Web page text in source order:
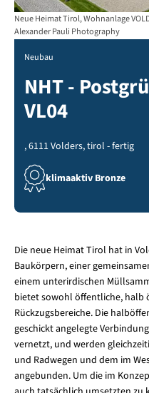
Neue Heimat Tirol, Wohnanlage
Alexander Pauli Photography
Neubau
NHT -
VL04
, 6111 Volders, tirol - fertig
klimaaktiv Bronze
Die neue Heimat Tirol hat in
Baukörpern, einer
einem unterirdischen
bietet sowohl öffentliche, halb
Rückzugsbereiche. Die
geschickt angelegte
vernetzt, und werden
und Radwegen und dem im
angebunden. Um die im